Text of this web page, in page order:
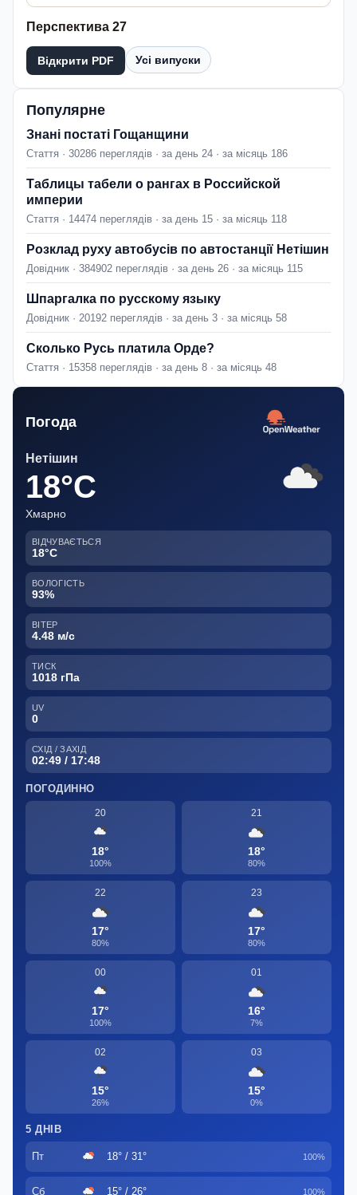
Перспектива 27
Відкрити PDF Усі випуски
Популярне
Знані постаті Гощанщини
Стаття · 30286 переглядів · за день 24 · за місяць 186
Таблицы табели о рангах в Российской
империи
Стаття · 14474 переглядів · за день 15 · за місяць 118
Розклад руху автобусів по автостанції Нетішин
Довідник · 384902 переглядів · за день 26 · за місяць 115
Шпаргалка по русскому языку
Довідник · 20192 переглядів · за день 3 · за місяць 58
Сколько Русь платила Орде?
Стаття · 15358 переглядів · за день 8 · за місяць 48
Погода
Нетішин
18°C
Хмарно
ВІДЧУВАЄТЬСЯ
18°C
ВОЛОГІСТЬ
93%
ВІТЕР
4.48 м/с
ТИСК
1018 гПа
UV
0
СХІД / ЗАХІД
02:49 / 17:48
ПОГОДИННО
20
18°
100%
21
18°
80%
22
17°
80%
23
17°
80%
00
17°
100%
01
16°
7%
02
15°
26%
03
15°
0%
5 ДНІВ
Пт 18° / 31° 100%
Сб 15° / 26° 100%